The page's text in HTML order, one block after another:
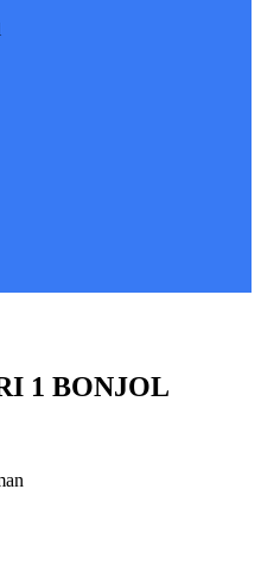
1 BONJOL